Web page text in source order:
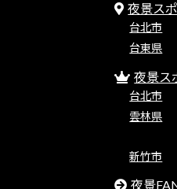
夜景ス
台北市
台東県
夜景ス
台北市
雲林県
新竹市
夜景